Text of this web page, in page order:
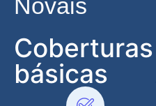
Coberturas
básicas